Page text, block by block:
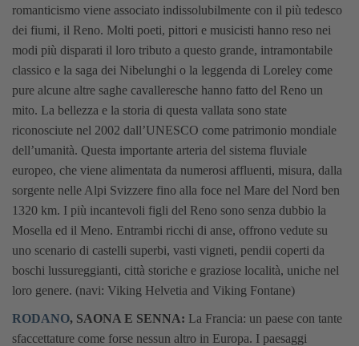
romanticismo viene associato indissolubilmente con il più tedesco
dei fiumi, il Reno. Molti poeti, pittori e musicisti hanno reso nei
modi più disparati il loro tributo a questo grande, intramontabile
classico e la saga dei Nibelunghi o la leggenda di Loreley come
pure alcune altre saghe cavalleresche hanno fatto del Reno un
mito. La bellezza e la storia di questa vallata sono state
riconosciute nel 2002 dall’UNESCO come patrimonio mondiale
dell’umanità. Questa importante arteria del sistema fluviale
europeo, che viene alimentata da numerosi affluenti, misura, dalla
sorgente nelle Alpi Svizzere fino alla foce nel Mare del Nord ben
1320 km. I più incantevoli figli del Reno sono senza dubbio la
Mosella ed il Meno. Entrambi ricchi di anse, offrono vedute su
uno scenario di castelli superbi, vasti vigneti, pendii coperti da
boschi lussureggianti, città storiche e graziose località, uniche nel
loro genere. (navi: Viking Helvetia and Viking Fontane)
RODANO, SAONA E SENNA: La Francia: un paese con tante
sfaccettature come forse nessun altro in Europa. I paesaggi